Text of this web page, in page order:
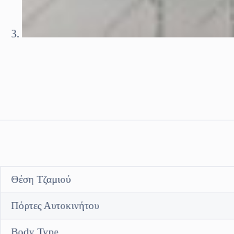
Θέση Τζαμιού
Πόρτες Αυτοκινήτου